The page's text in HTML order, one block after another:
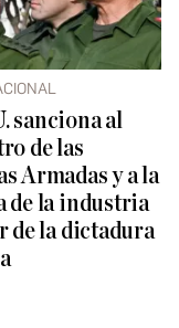
sanciona al
de las
Armadas y a la
de la industria
de la dictadura